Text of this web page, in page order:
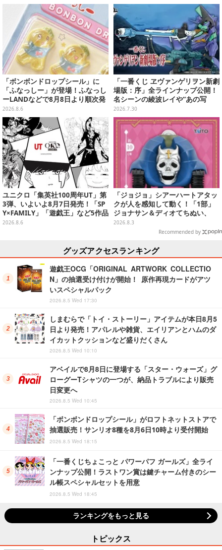
「ボンボンドロップシール」に
「ふなっしー」が登場！ふなっし
ーLANDなどで8月8日より順次発
売
2026.8.6
「一番くじ ヱヴァンゲリヲン新劇
場版：序」全ラインナップ公開！
名シーンの綾波レイや“あの写
真”の葛城ミサトフィギュアほ
か、場面写クリアファイルなど
2026.7.30
ユニクロ「集英社100周年UT」第
3弾、いよいよ8月7日発売！「SP
Y×FAMILY」「遊戯王」など5作品
をデザイン
2026.8.6
「ジョジョ」シアーハートアタッ
クが人を感知して動く！「1部」
ジョナサン＆ディオてちぬい、
「3部」イギー＆クリームのなり
きり帽子が8月プライズ展開
2026.8.3
Recommended by
グッズアクセスランキング
遊戯王OCG「ORIGINAL ARTWORK COLLECTIO
N」の抽選受け付けが開始！ 原作再現カードがアツ
いスペシャルパック
2026.8.5 Wed 17:30
しまむらで「トイ・ストーリー」アイテムが本日8月5
日より発売！アパレルや雑貨、エイリアンとハムのダ
イカットクッションなど盛りだくさん
2026.8.5 Wed 10:10
アベイルで8月8日に登場する「スター・ウォーズ」グ
ローグーTシャツの一つが、納品トラブルにより販売
日変更へ
2026.8.5 Wed 10:45
「ボンボンドロップシール」がロフトネットストアで
抽選販売！サンリオ8種を8月6日10時より受付開始
2026.8.5 Wed 18:15
「一番くじちょこっと パワーパフ ガールズ」全ライ
ンナップ公開！ラストワン賞は鍵チャーム付きのシー
ル帳スペシャルセットを用意
2026.8.5 Wed 18:45
ランキングをもっと見る
トピックス